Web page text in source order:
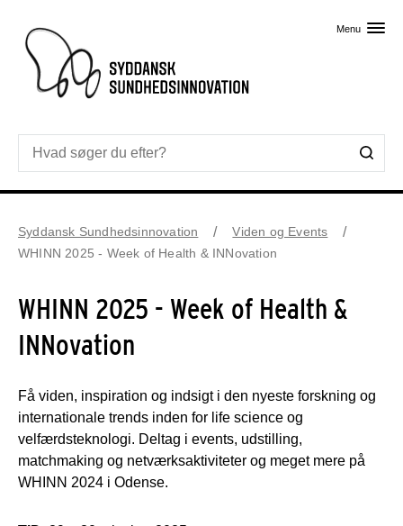
Menu
Syddansk Sundhedsinnovation
Viden og Events
WHINN 2025 - Week of Health & INNovation
WHINN 2025 - Week of Health &
INNovation
Få viden, inspiration og indsigt i den nyeste forskning og
internationale trends inden for life science og
velfærdsteknologi. Deltag i events, udstilling,
matchmaking og netværksaktiviteter og meget mere på
WHINN 2024 i Odense.